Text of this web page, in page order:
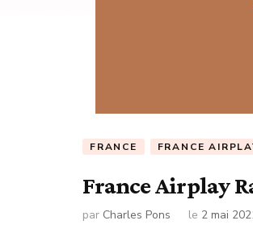
FRANCE FRANCE
France Airplay
par Charles Pons le 2 mai